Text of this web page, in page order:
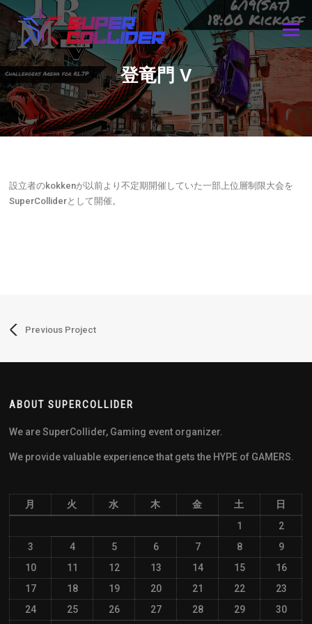
Skip
content
Menu
登竜門 V
設立者のkokkenが以前より不定期開催していた一部上位層制限大会を
SuperColliderとして開催。
Previous Project
ABOUT SUPERCOLLIDER
We are SuperCollider, Gaming event organizer.
We provide valuable experience that gets the HYPE of GAMERS.
月 火 水 木 金 土
日
1
2
3
4 5 6 7 8
9
10
11 12 13 14 15
16
17
18 19 20 21 22
23
24
25 26 27 28 29 30